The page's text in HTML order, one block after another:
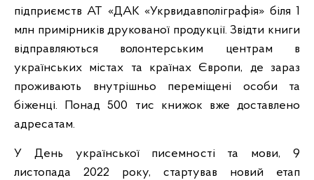
підприємств АТ «ДАК «Укрвидавполіграфія» біля 1
млн примірників друкованої продукції. Звідти книги
відправляються волонтерським центрам в
українських містах та країнах Європи, де зараз
проживають внутрішньо переміщені особи та
біженці. Понад 500 тис книжок вже доставлено
адресатам.
У День української писемності та мови, 9
листопада 2022 року, стартував новий етап